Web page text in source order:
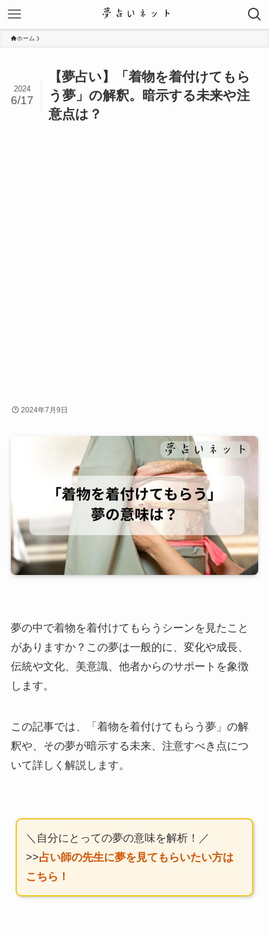
ホーム
【夢占い】「着物を着付けてもら
う夢」の解釈。暗示する未来や注
意点は？
2024
6/17
2024年7月9日
夢の中で着物を着付けてもらうシーンを見たこと
がありますか？この夢は一般的に、変化や成長、
伝統や文化、美意識、他者からのサポートを象徴
します。
この記事では、「着物を着付けてもらう夢」の解
釈や、その夢が暗示する未来、注意すべき点につ
いて詳しく解説します。
＼自分にとっての夢の意味を解析！／
>>占い師の先生に夢を見てもらいたい方は
こちら！